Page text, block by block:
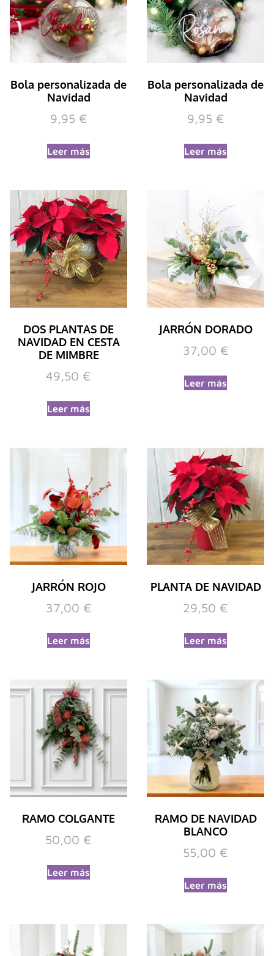
Bola personalizada de
Navidad
9,95 €
Leer más
Bola personalizada de
Navidad
9,95 €
Leer más
DOS PLANTAS DE
NAVIDAD EN CESTA
DE MIMBRE
49,50 €
Leer más
JARRÓN DORADO
37,00 €
Leer más
JARRÓN ROJO
37,00 €
Leer más
PLANTA DE NAVIDAD
29,50 €
Leer más
RAMO COLGANTE
50,00 €
Leer más
RAMO DE NAVIDAD
BLANCO
55,00 €
Leer más